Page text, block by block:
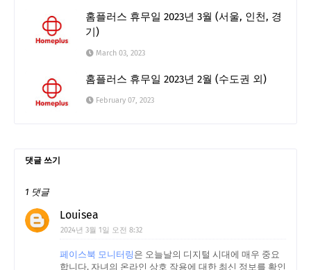
홈플러스 휴무일 2023년 3월 (서울, 인천, 경
기)
March 03, 2023
홈플러스 휴무일 2023년 2월 (수도권 외)
February 07, 2023
댓글 쓰기
1 댓글
Louisea
2024년 3월 1일 오전 8:32
페이스북 모니터링 은 오늘날의 디지털 시대에 매우 중요
합니다. 자녀의 온라인 상호 작용에 대한 최신 정보를 확인